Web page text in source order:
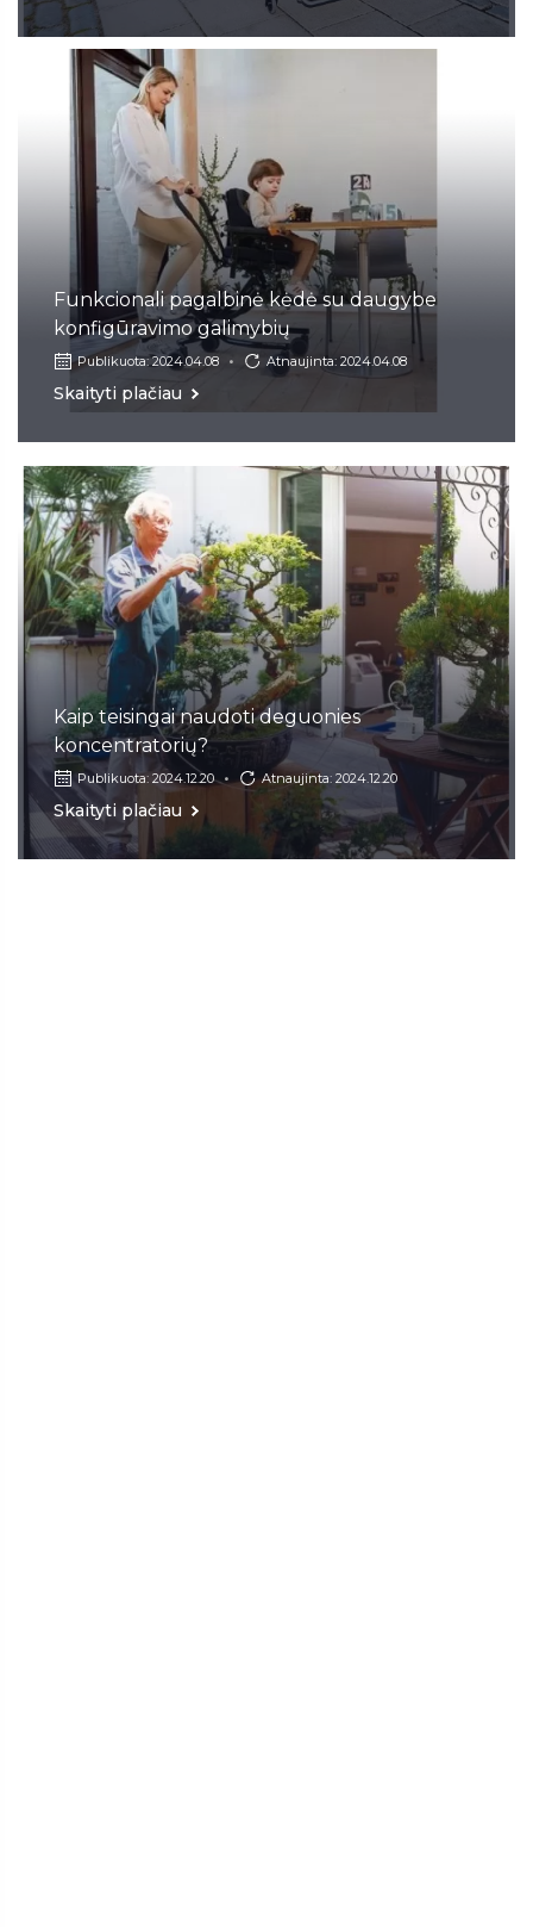
Funkcionali pagalbinė kėdė su daugybe
konfigūravimo galimybių
Publikuota: 2024.04.08 Atnaujinta: 2024.04.08
Skaityti plačiau
Kaip teisingai naudoti deguonies
koncentratorių?
Publikuota: 2024.12.20 Atnaujinta: 2024.12.20
Skaityti plačiau